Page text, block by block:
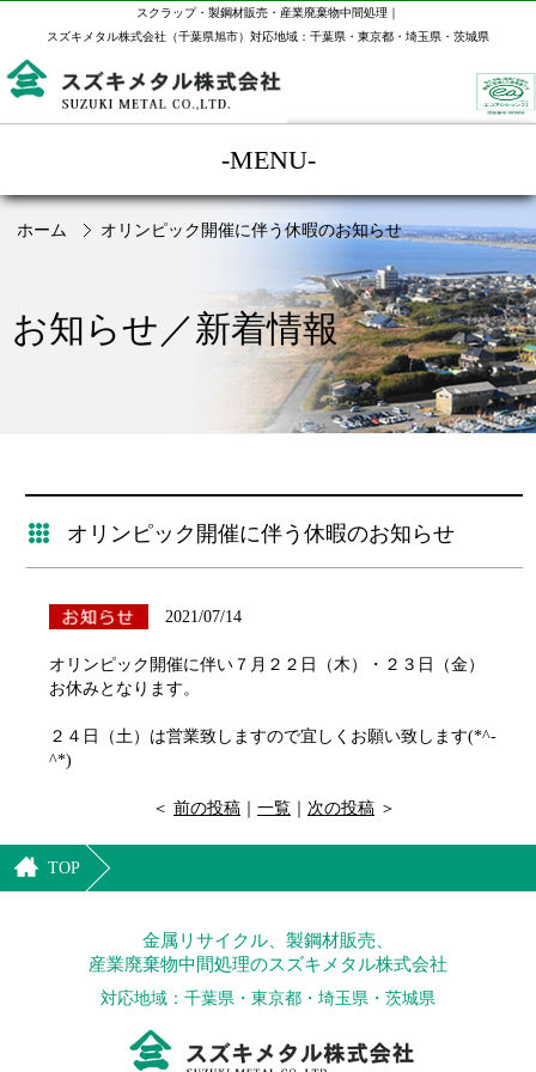
スクラップ・製鋼材販売・産業廃棄物中間処理｜
スズキメタル株式会社（千葉県旭市）対応地域：千葉県・東京都・埼玉県・茨城県
-MENU-
ホーム オリンピック開催に伴う休暇のお知らせ
お知らせ／新着情報
オリンピック開催に伴う休暇のお知らせ
2021/07/14
オリンピック開催に伴い７月２２日（木）・２３日（金）
お休みとなります。
２４日（土）は営業致しますので宜しくお願い致します(*^-
^*)
＜ 前の投稿 一覧 次の投稿 ＞
TOP
金属リサイクル、製鋼材販売、
産業廃棄物中間処理のスズキメタル株式会社
対応地域：千葉県・東京都・埼玉県・茨城県